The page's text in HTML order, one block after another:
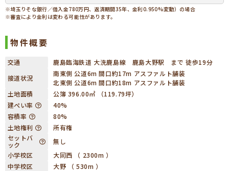
※埼玉りそな銀行／借入金780万円、返済期間35年、金利0.950%変動）の場合
※審査により金利は変わる可能性があります。
物件概要
交通
鹿島臨海鉄道 大洗鹿島線 鹿島大野駅 まで 徒歩19分
接道状況
南東側 公道6m 間口約17m アスファルト舗装
北東側 公道6m 間口約18m アスファルト舗装
土地面積
公簿 396.00㎡ （119.79坪）
建ぺい率
40%
容積率
80%
土地権利
所有権
セットバ
ック
無し
小学校区
大同西 （ 2300m ）
中学校区
大野 （ 530m ）